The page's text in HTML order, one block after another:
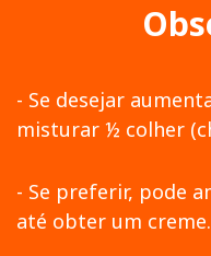
- Se desejar
misturar ½ colher
- Se preferir, pode
até obter um creme.